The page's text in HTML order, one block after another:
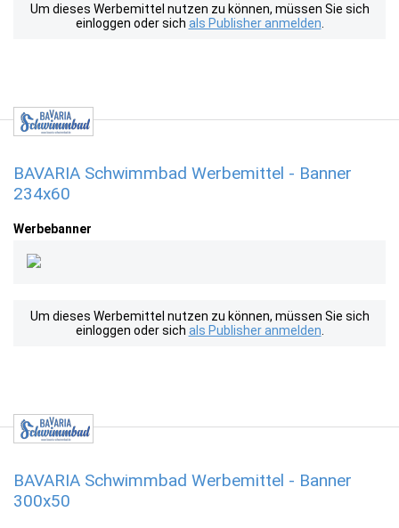
Um dieses Werbemittel nutzen zu können, müssen Sie sich
einloggen oder sich als Publisher anmelden
BAVARIA Schwimmbad Werbemittel - Banner
234x60
Werbebanner
Um dieses Werbemittel nutzen zu können, müssen Sie sich
einloggen oder sich als Publisher anmelden
BAVARIA Schwimmbad Werbemittel - Banner
300x50